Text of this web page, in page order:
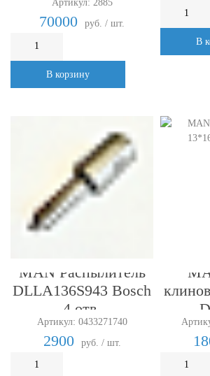
Артикул: 2885
70000 руб. / шт.
В корзину
В
MAN Распылитель
DLLA136S943 Bosch
4 отв.
Артикул: 0433271740
2900 руб. / шт.